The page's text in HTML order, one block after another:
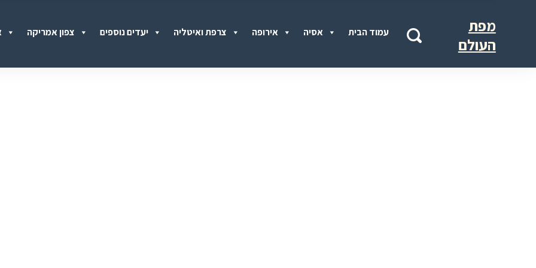
צפון אמריקה יעדים נוספים צרפת ואיטליה אירופה אסיה עמוד הבית
מפת
העולם